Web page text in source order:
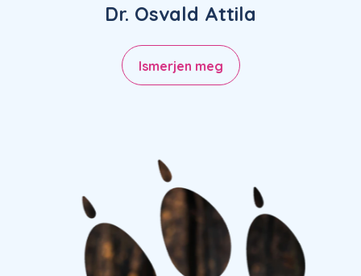
Dr. Osvald Attila
Ismerjen meg